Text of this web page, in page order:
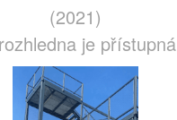
(2021)
je přístupná